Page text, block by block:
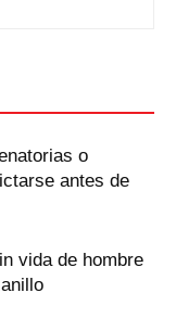
o
antes de
vida de hombre